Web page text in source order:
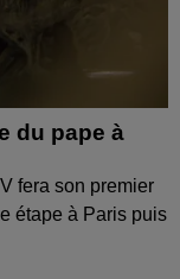
du pape à
fera son premier
étape à Paris puis